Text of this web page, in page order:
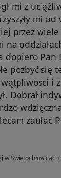
mi z
mi od
przez
na
dopiero Pan
pozbyć się
wątpliwości i
Dobrał
zaufać
w Świętochłowicach
G.